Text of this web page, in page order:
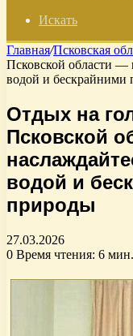
Искать
Главная/Псковская
Псковской области —
водой и бескрайними
Отдых на
Псковской
водой и
природы
27.03.2026
0 Время чтения: 6 мин.